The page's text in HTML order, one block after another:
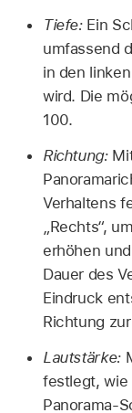
Tiefe:Ein
umfassend
in den
wird. Die
100.
Richtung:
Verhaltens
„Rechts“,
erhöhen
Dauer des
Eindruck
Richtung
Lautstärke:
festlegt, wie
Panorama-